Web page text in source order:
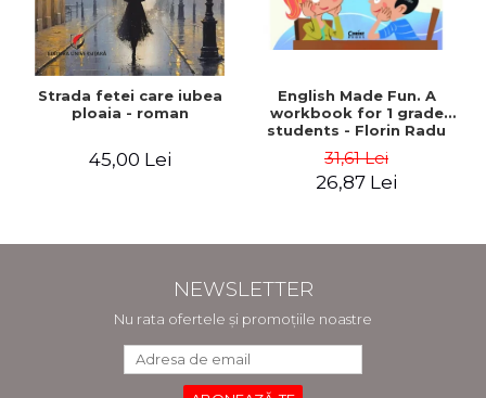
Strada fetei care iubea
ploaia - roman
45,00 Lei
English Made Fun. A
workbook for 1 grade
students - Florin Radu
Bortes
31,61 Lei
26,87 Lei
NEWSLETTER
Nu rata ofertele și promoțiile noastre